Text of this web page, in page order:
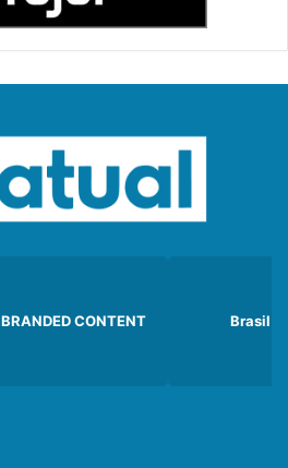
BRANDED CONTENT Brasil